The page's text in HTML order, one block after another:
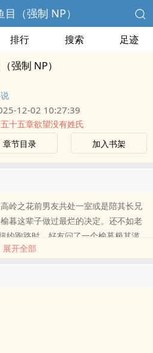
（强制 NP）
排行 搜索 足迹
强制 NP）
12-02 10:27:39
十五章欲望没有姓氏
章节目录 加入书架
岭之花前男友共处一室或是陪其长兄
暮这辈子做过最烂的决定。还不如老
约跑路时，好友问了一个榆暮极其滥
反应，她说得是哪个？榆暮第二反
知道你做了些什么；我知道你曾为金
旧感到对你的爱比以往更盲目，更疯
展开全部